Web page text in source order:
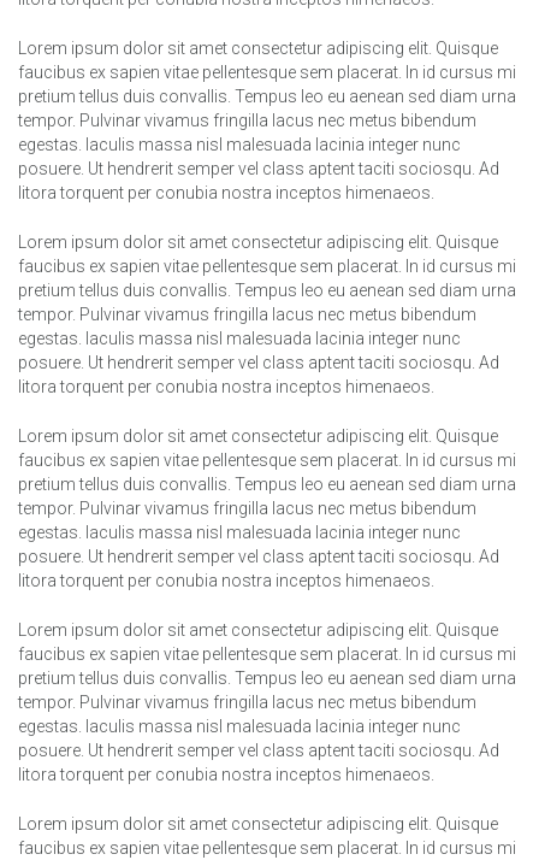
Lorem ipsum dolor sit amet consectetur adipiscing elit. Quisque
faucibus ex sapien vitae pellentesque sem placerat. In id cursus mi
pretium tellus duis convallis. Tempus leo eu aenean sed diam urna
tempor. Pulvinar vivamus fringilla lacus nec metus bibendum
egestas. Iaculis massa nisl malesuada lacinia integer nunc
posuere. Ut hendrerit semper vel class aptent taciti sociosqu. Ad
litora torquent per conubia nostra inceptos himenaeos.
Lorem ipsum dolor sit amet consectetur adipiscing elit. Quisque
faucibus ex sapien vitae pellentesque sem placerat. In id cursus mi
pretium tellus duis convallis. Tempus leo eu aenean sed diam urna
tempor. Pulvinar vivamus fringilla lacus nec metus bibendum
egestas. Iaculis massa nisl malesuada lacinia integer nunc
posuere. Ut hendrerit semper vel class aptent taciti sociosqu. Ad
litora torquent per conubia nostra inceptos himenaeos.
Lorem ipsum dolor sit amet consectetur adipiscing elit. Quisque
faucibus ex sapien vitae pellentesque sem placerat. In id cursus mi
pretium tellus duis convallis. Tempus leo eu aenean sed diam urna
tempor. Pulvinar vivamus fringilla lacus nec metus bibendum
egestas. Iaculis massa nisl malesuada lacinia integer nunc
posuere. Ut hendrerit semper vel class aptent taciti sociosqu. Ad
litora torquent per conubia nostra inceptos himenaeos.
Lorem ipsum dolor sit amet consectetur adipiscing elit. Quisque
faucibus ex sapien vitae pellentesque sem placerat. In id cursus mi
pretium tellus duis convallis. Tempus leo eu aenean sed diam urna
tempor. Pulvinar vivamus fringilla lacus nec metus bibendum
egestas. Iaculis massa nisl malesuada lacinia integer nunc
posuere. Ut hendrerit semper vel class aptent taciti sociosqu. Ad
litora torquent per conubia nostra inceptos himenaeos.
Lorem ipsum dolor sit amet consectetur adipiscing elit. Quisque
faucibus ex sapien vitae pellentesque sem placerat. In id cursus mi